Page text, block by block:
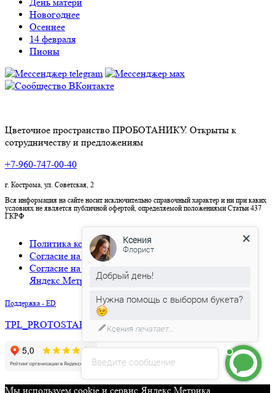
Новогоднее
Осеннее
14 февраля
Пионы
Цветочное пространство ПРОБОТАНИКУ. Открыты к
сотрудничеству и предложениям
+7-960-747-00-40
г. Кострома, ул. Советская, 2
Вся информация на сайте носит исключительно справочный характер и ни при каких
условиях не является публичной офертой, определяемой положениями Статьи 437
ГКРФ
Политика конфиденциальности
Согласие на обработку персональных данных
Согласие на использование cookies и сервиса
Яндекс.Метрика
Поддержка - ED
TPL_PROTOSTAR_BACKTOTOP
Мы используем cookie и сервис Яндекс.Метрика.
Введите сообщение
Ксения
Флорист
Добрый день!
Нужна помощь с выбором букета?
Ксения печатает...